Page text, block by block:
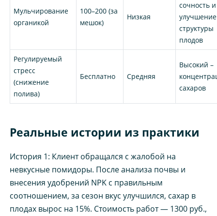
Мульчирование
органикой
100–200 (за
мешок)
Низкая
сочность и
улучшение
структуры
плодов
Регулируемый
стресс
(снижение
полива)
Бесплатно Средняя
Высокий –
сахаров
Реальные истории из практики
История 1: Клиент обращался с жалобой на
невкусные помидоры. После анализа почвы и
внесения удобрений NPK с правильным
соотношением, за сезон вкус улучшился, сахар в
плодах вырос на 15%. Стоимость работ — 1300 руб.,